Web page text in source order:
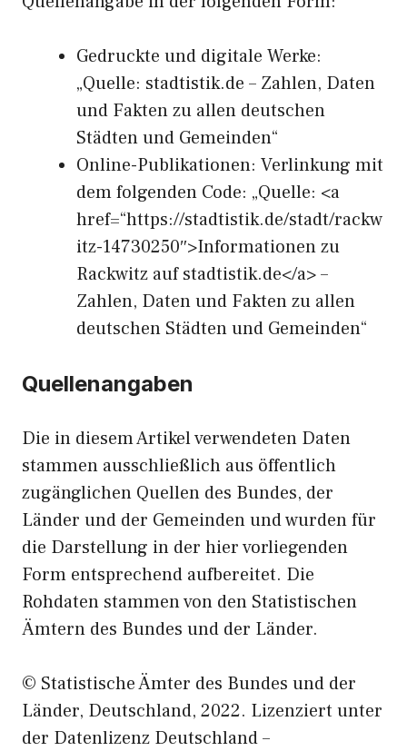
Gedruckte und digitale Werke:
„Quelle: stadtistik.de – Zahlen, Daten
und Fakten zu allen deutschen
Städten und Gemeinden“
Online-Publikationen: Verlinkung mit
dem folgenden Code: „Quelle: <a
href=“https://stadtistik.de/stadt/rackw
itz-14730250″>Informationen zu
Rackwitz auf stadtistik.de</a> –
Zahlen, Daten und Fakten zu allen
deutschen Städten und Gemeinden“
Quellenangaben
Die in diesem Artikel verwendeten Daten
stammen ausschließlich aus öffentlich
zugänglichen Quellen des Bundes, der
Länder und der Gemeinden und wurden für
die Darstellung in der hier vorliegenden
Form entsprechend aufbereitet. Die
Rohdaten stammen von den Statistischen
Ämtern des Bundes und der Länder.
© Statistische Ämter des Bundes und der
Länder, Deutschland, 2022. Lizenziert unter
der Datenlizenz Deutschland –